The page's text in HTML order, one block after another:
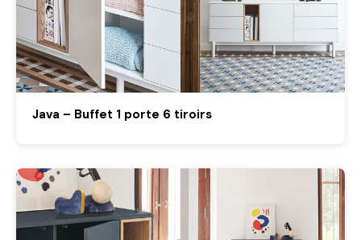
Java – Buffet 1 porte 6 tiroirs